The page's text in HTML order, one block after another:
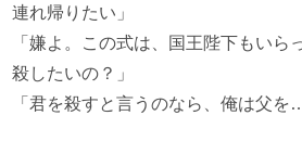
連れ帰りたい」
「嫌よ。この式は、国王陛下もいら
殺したいの？」
「君を殺すと言うのなら、俺は父を